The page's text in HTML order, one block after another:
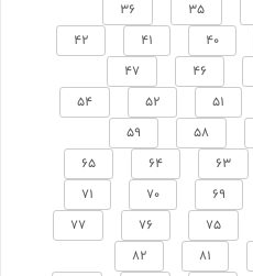
35
36
40
41
42
46
47
51
52
54
58
59
63
64
65
69
70
71
75
76
77
81
82